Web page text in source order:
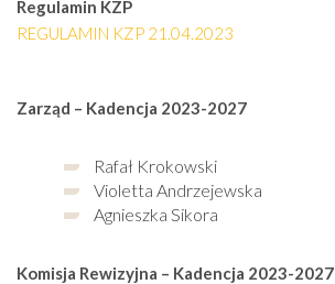
Regulamin KZP
REGULAMIN KZP 21.04.2023
Zarząd – Kadencja 2023-2027
Rafał Krokowski
Violetta Andrzejewska
Agnieszka Sikora
Komisja Rewizyjna – Kadencja 2023-2027